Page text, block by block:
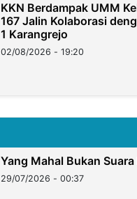
KKN Berdampak UMM
167 Jalin Kolaborasi
1 Karangrejo
02/08/2026 - 19:20
Yang Mahal Bukan Suara
29/07/2026 - 00:37